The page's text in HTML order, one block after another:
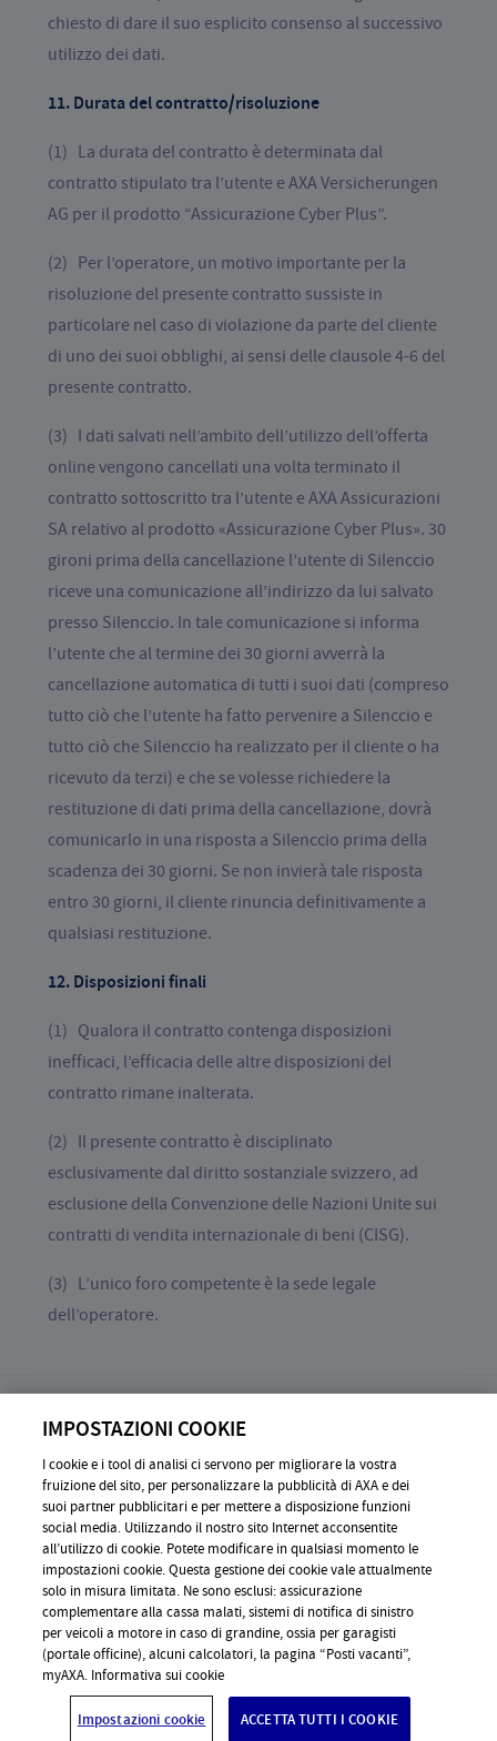
chiesto di dare il suo esplicito consenso al successivo
utilizzo dei dati.
11. Durata del contratto/risoluzione
(1) La durata del contratto è determinata dal
contratto stipulato tra l’utente e AXA Versicherungen
AG per il prodotto “Assicurazione Cyber Plus”.
(2) Per l’operatore, un motivo importante per la
risoluzione del presente contratto sussiste in
particolare nel caso di violazione da parte del cliente
di uno dei suoi obblighi, ai sensi delle clausole 4-6 del
presente contratto.
(3) I dati salvati nell’ambito dell’utilizzo dell’offerta
online vengono cancellati una volta terminato il
contratto sottoscritto tra l’utente e AXA Assicurazioni
SA relativo al prodotto «Assicurazione Cyber Plus». 30
gironi prima della cancellazione l’utente di Silenccio
riceve una comunicazione all’indirizzo da lui salvato
presso Silenccio. In tale comunicazione si informa
l’utente che al termine dei 30 giorni avverrà la
cancellazione automatica di tutti i suoi dati (compreso
tutto ciò che l’utente ha fatto pervenire a Silenccio e
tutto ciò che Silenccio ha realizzato per il cliente o ha
ricevuto da terzi) e che se volesse richiedere la
restituzione di dati prima della cancellazione, dovrà
comunicarlo in una risposta a Silenccio prima della
scadenza dei 30 giorni. Se non invierà tale risposta
entro 30 giorni, il cliente rinuncia definitivamente a
qualsiasi restituzione.
12. Disposizioni finali
(1) Qualora il contratto contenga disposizioni
inefficaci, l’efficacia delle altre disposizioni del
contratto rimane inalterata.
(2) Il presente contratto è disciplinato
esclusivamente dal diritto sostanziale svizzero, ad
esclusione della Convenzione delle Nazioni Unite sui
contratti di vendita internazionale di beni (CISG).
(3) L’unico foro competente è la sede legale
dell’operatore.
ⓒ 2026 Silenccio AG, All Right reserved
INFORMAZIONI GENERALI
CONTATTO
AVVERTENZE PER L’UTILIZZAZIONE
DOMANDE FREQUENTI
DISCLAIMER
IMPOSTAZIONI COOKIE
I cookie e i tool di analisi ci servono per migliorare la vostra
fruizione del sito, per personalizzare la pubblicità di AXA e dei
suoi partner pubblicitari e per mettere a disposizione funzioni
social media. Utilizzando il nostro sito Internet acconsentite
all’utilizzo di cookie. Potete modificare in qualsiasi momento le
impostazioni cookie. Questa gestione dei cookie vale attualmente
solo in misura limitata. Ne sono esclusi: assicurazione
complementare alla cassa malati, sistemi di notifica di sinistro
per veicoli a motore in caso di grandine, ossia per garagisti
(portale officine), alcuni calcolatori, la pagina “Posti vacanti”,
myAXA. Informativa sui cookie
Impostazioni cookie ACCETTA TUTTI I COOKIE